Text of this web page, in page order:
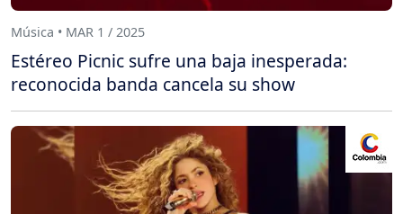
Música • MAR 1 / 2025
Estéreo Picnic sufre una baja inesperada:
reconocida banda cancela su show